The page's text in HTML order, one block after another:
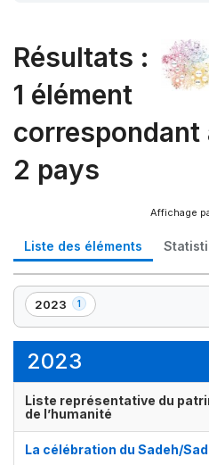
Résultats :
1 élément
correspondant
2 pays
Liste des éléments
2023 1
,
1
2023
Liste représentative du
de l’humanité
La célébration du Sadeh/